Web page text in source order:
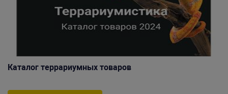
Каталог террариумных товаров